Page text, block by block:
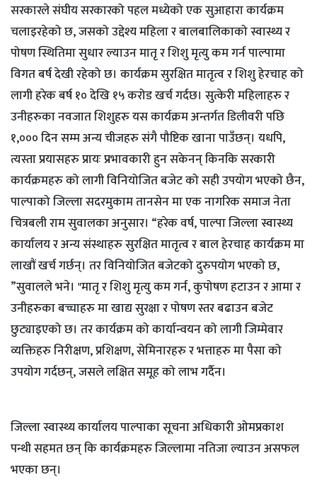
सरकारले संघीय सरकारको पहल मध्येको एक सुआहारा कार्यक्रम
चलाइरहेको छ, जसको उद्देश्य महिला र बालबालिकाको स्वास्थ्य र
पोषण स्थितिमा सुधार ल्याउन मातृ र शिशु मृत्यु कम गर्न पाल्पामा
विगत बर्ष देखी रहेको छ। कार्यक्रम सुरक्षित मातृत्व र शिशु हेरचाह को
लागी हरेक बर्ष १० देखि १५ करोड खर्च गर्दछ। सुत्केरी महिलाहरु र
उनीहरुका नवजात शिशुहरु यस कार्यक्रम अन्तर्गत डिलीवरी पछि
१,००० दिन सम्म अन्य चीजहरु संगै पौष्टिक खाना पाउँछन्। यधपि,
त्यस्ता प्रयासहरु प्रायः प्रभावकारी हुन सकेनन् किनकि सरकारी
कार्यक्रमहरु को लागी विनियोजित बजेट को सही उपयोग भएको छैन,
पाल्पाको जिल्ला सदरमुकाम तानसेन मा एक नागरिक समाज नेता
चित्रबली राम सुवालका अनुसार। “हरेक वर्ष, पाल्पा जिल्ला स्वास्थ्य
कार्यालय र अन्य संस्थाहरु सुरक्षित मातृत्व र बाल हेरचाह कार्यक्रम मा
लाखौं खर्च गर्छन्। तर विनियोजित बजेटको दुरुपयोग भएको छ,
”सुवालले भने। "मातृ र शिशु मृत्यु कम गर्न, कुपोषण हटाउन र आमा र
उनीहरुका बच्चाहरु मा खाद्य सुरक्षा र पोषण स्तर बढाउन बजेट
छुट्याइएको छ। तर कार्यक्रम को कार्यान्वयन को लागी जिम्मेवार
व्यक्तिहरु निरीक्षण, प्रशिक्षण, सेमिनारहरु र भत्ताहरु मा पैसा को
उपयोग गर्दछन्, जसले लक्षित समूह को लाभ गर्दैन।
जिल्ला स्वास्थ्य कार्यालय पाल्पाका सूचना अधिकारी ओमप्रकाश
पन्थी सहमत छन् कि कार्यक्रमहरु जिल्लामा नतिजा ल्याउन असफल
भएका छन्।